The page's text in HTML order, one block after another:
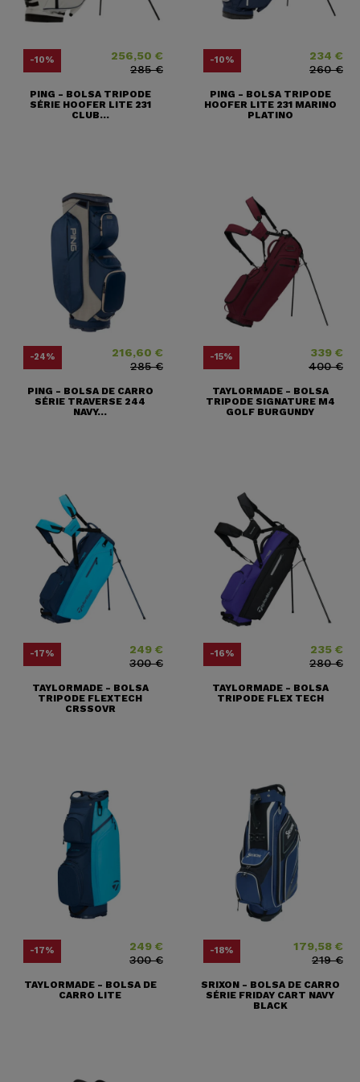
-10% Precio256,50 €
Precio base
285 €
PING - BOLSA TRIPODE
SÉRIE HOOFER LITE 231
CLUB...
-10% Precio234 €
Precio base
260 €
PING - BOLSA TRIPODE
HOOFER LITE 231 MARINO
PLATINO
-24% Precio216,60 €
Precio base
285 €
PING - BOLSA DE CARRO
SÉRIE TRAVERSE 244
NAVY...
-15% Precio339 €
Precio base
400 €
TAYLORMADE - BOLSA
TRIPODE SIGNATURE M4
GOLF BURGUNDY
-17% Precio249 €
Precio base
300 €
TAYLORMADE - BOLSA
TRIPODE FLEXTECH
CRSSOVR
-16% Precio235 €
Precio base
280 €
TAYLORMADE - BOLSA
TRIPODE FLEX TECH
-17% Precio249 €
Precio base
300 €
TAYLORMADE - BOLSA DE
CARRO LITE
-18% Precio179,58 €
Precio base
219 €
SRIXON - BOLSA DE CARRO
SÉRIE FRIDAY CART NAVY
BLACK